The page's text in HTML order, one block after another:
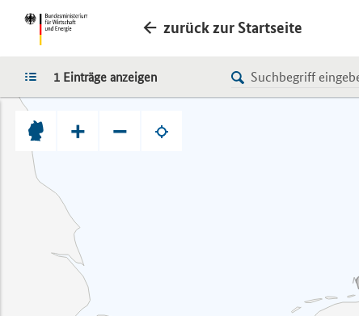
zurück zur Startseite
LISTE
1 Einträge anzeigen
+ −